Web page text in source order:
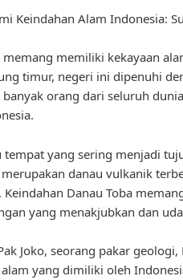
Keindahan Alam Indonesia:
memiliki kekayaan
timur, negeri ini dipenuhi
banyak orang dari seluruh
tempat yang sering menjadi
danau vulkanik
Keindahan Danau Toba
yang menakjubkan dan
Joko, seorang pakar
yang dimiliki oleh